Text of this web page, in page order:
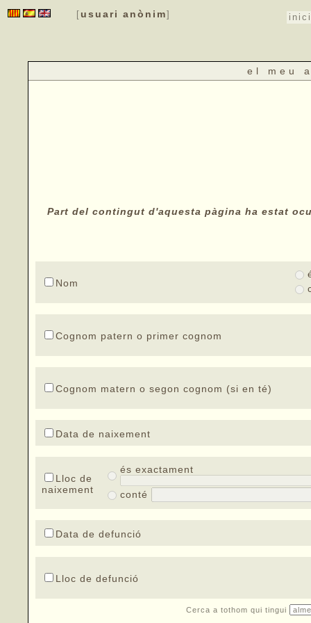
[ usuari anònim] inici
el meu
Part del contingut d'aquesta pàgina ha estat
Nom
Cognom patern o primer cognom
Cognom matern o segon cognom (si en té)
Data de naixement
Lloc de
naixement
és exactament
conté
Data de defunció
Lloc de defunció
Cerca a tothom qui tingui